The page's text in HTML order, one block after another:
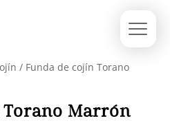
/ Funda de cojín Torano
Marrón